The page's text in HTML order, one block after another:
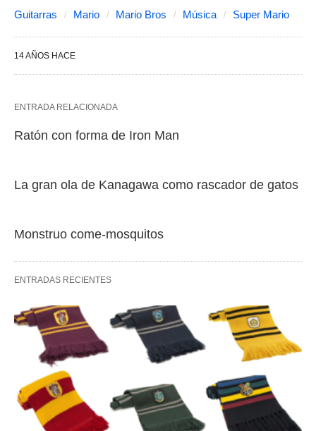
Guitarras Mario Mario Bros Música Super Mario
14 AÑOS HACE
ENTRADA RELACIONADA
Ratón con forma de Iron Man
La gran ola de Kanagawa como rascador de gatos
Monstruo come-mosquitos
ENTRADAS RECIENTES